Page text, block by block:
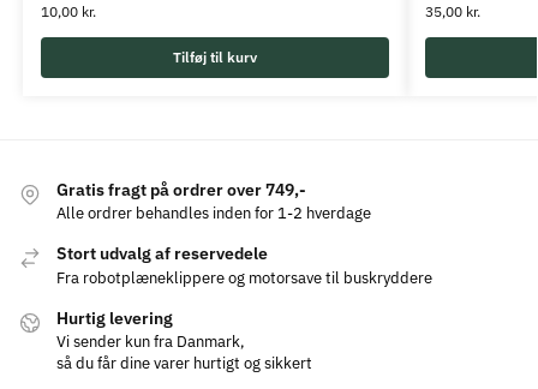
10,00 kr.
Tilføj til kurv
35,00 kr.
Gratis fragt på ordrer over 749,-
Alle ordrer behandles inden for 1-2 hverdage
Stort udvalg af reservedele
Fra robotplæneklippere og motorsave til buskryddere
Hurtig levering
Vi sender kun fra Danmark,
så du får dine varer hurtigt og sikkert